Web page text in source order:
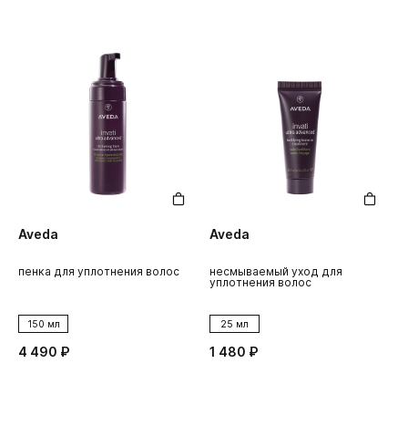
Aveda
пенка для уплотнения волос
150 мл
4 490 ₽
Aveda
несмываемый уход для
уплотнения волос
25 мл
1 480 ₽